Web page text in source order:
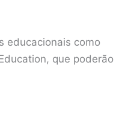
educacionais como
que poderão